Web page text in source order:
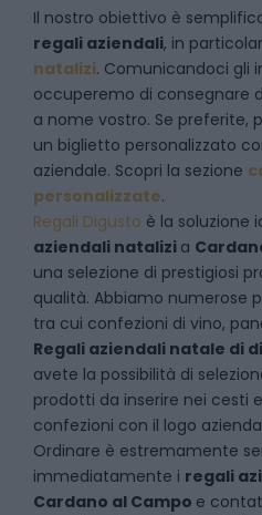
Il nostro obiettivo è
regali aziendali, in
natalizi. Comunicandoci gli
occuperemo di consegnare
a nome vostro. Se preferite,
un biglietto personalizzato
aziendale. Scopri la sezione
personalizzate.
Regali Digusto è la soluzione
aziendali natalizi a
una selezione di prestigiosi
qualità. Abbiamo numerose
tra cui confezioni di vino,
Regali aziendali natale di
avete la possibilità di
prodotti da inserire nei cesti
confezioni con il logo
Ordinare è estremamente
immediatamente i regali
Cardano al Campo e